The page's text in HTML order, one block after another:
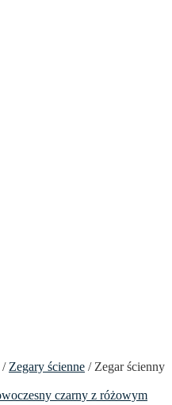
/ Zegary ścienne / Zegar ścienny